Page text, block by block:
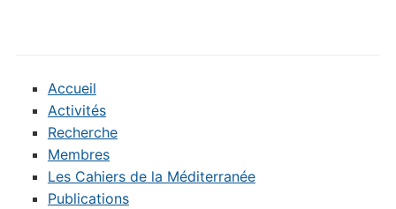
Accueil
Activités
Recherche
Membres
Les Cahiers de la Méditerranée
Publications